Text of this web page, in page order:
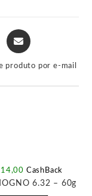
Abre
em
produto por e-mail
14,00 CashBack